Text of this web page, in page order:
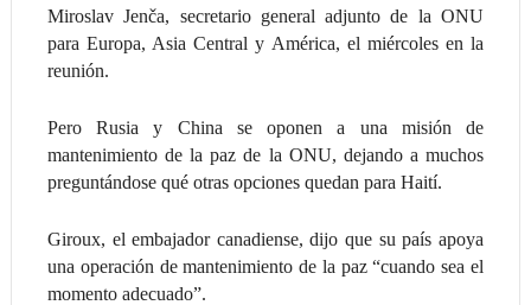
Miroslav Jenča, secretario general adjunto de la ONU
para Europa, Asia Central y América, el miércoles en la
reunión.
Pero Rusia y China se oponen a una misión de
mantenimiento de la paz de la ONU, dejando a muchos
preguntándose qué otras opciones quedan para Haití.
Giroux, el embajador canadiense, dijo que su país apoya
una operación de mantenimiento de la paz “cuando sea el
momento adecuado”.